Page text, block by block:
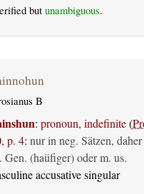
but unambiguous.
B
: pronoun, indefinite(
p. 4: nur in neg. Sätzen, daher
Gen. (haüfiger) oder m. us.
accusative singular